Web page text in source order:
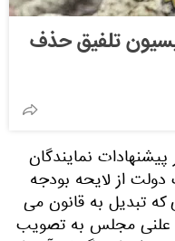
تلفیق حذف
نمایندگان
دولت از لایحه بودجه
تبدیل به قانون می
مجلس به تصویب